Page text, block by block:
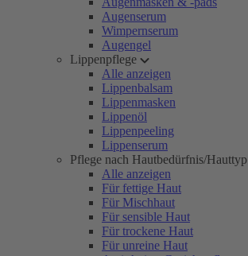
Augenserum
Wimpernserum
Augengel
Lippenpflege
Alle anzeigen
Lippenbalsam
Lippenmasken
Lippenöl
Lippenpeeling
Lippenserum
Pflege nach Hautbedürfnis/Hauttyp
Alle anzeigen
Für fettige Haut
Für Mischhaut
Für sensible Haut
Für trockene Haut
Für unreine Haut